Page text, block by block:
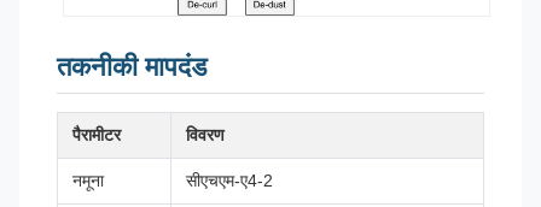
तकनीकी मापदंड
पैरामीटर विवरण
नमूना सीएचएम-ए4-2